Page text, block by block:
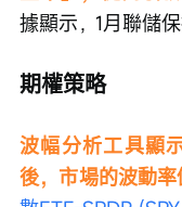
據顯示，1月聯儲
期權策略
波幅分析工具顯
後，市場的波動